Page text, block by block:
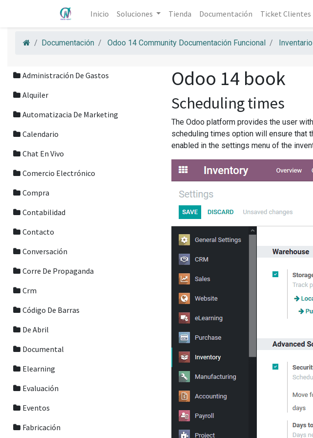
Inicio Soluciones Tienda Documentación Ticket Clientes
Documentación Odoo 14 Community Documentación Funcional Inventario
Administración De Gastos
Alquiler
Automatizacia De Marketing
Calendario
Chat En Vivo
Comercio Electrónico
Compra
Contabilidad
Contacto
Conversación
Corre De Propaganda
Crm
Código De Barras
De Abril
Documental
Elearning
Evaluación
Eventos
Fabricación
Odoo 14 book
Scheduling times
The Odoo platform provides the user
scheduling times option will ensure that
enabled in the settings menu of the